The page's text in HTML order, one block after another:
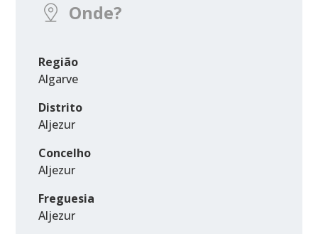
Onde?
Região
Algarve
Distrito
Aljezur
Concelho
Aljezur
Freguesia
Aljezur